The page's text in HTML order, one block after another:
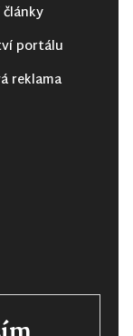
portálu
reklama